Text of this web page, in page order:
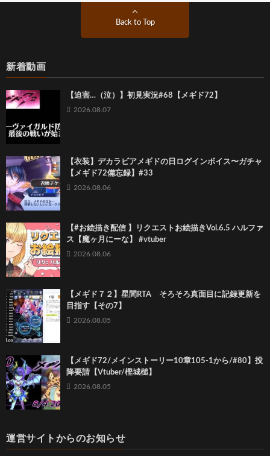
Back to Top
新着動画
【迫害…（泣）】初見実況#68【メギド72】
2026.08.07
【衣装】デカラビアメギドの日ログインボイス〜ガチャ
【メギド72備忘録】#33
2026.08.06
【#お絵描き配信 】リクエストお絵描きVol.6.5 ハルファ
ス【魔ヶ月にーな】 #vtuber
2026.08.06
【メギド７２】星間RTA そろそろ真面目に記録更新を
目指す【その7】
2026.08.05
【メギド72/メインストーリー10章105-1から/#80】投
降要請【Vtuber/樫城槌】
2026.08.05
運営サイトからのお知らせ